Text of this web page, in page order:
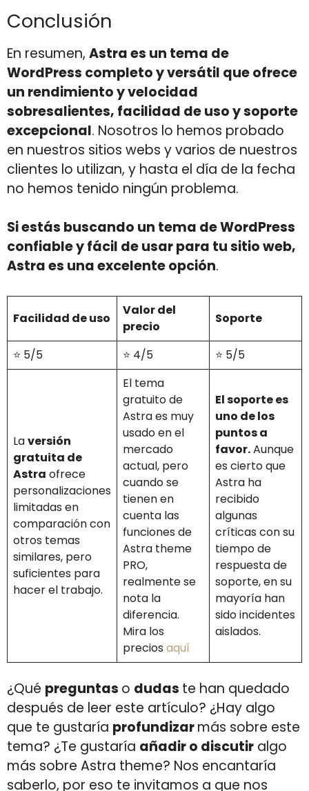
Conclusión
En resumen, Astra es un tema de
WordPress completo y versátil que ofrece
un rendimiento y velocidad
sobresalientes, facilidad de uso y soporte
excepcional. Nosotros lo hemos probado
en nuestros sitios webs y varios de nuestros
clientes lo utilizan, y hasta el día de la fecha
no hemos tenido ningún problema.
Si estás buscando un tema de WordPress
confiable y fácil de usar para tu sitio web,
Astra es una excelente opción.
Facilidad de uso
Valor del
precio
Soporte
⭐️ 5/5 ⭐️ 4/5 ⭐️ 5/5
Laversión
gratuita de
Astra ofrece
personalizaciones
limitadas en
comparación con
otros temas
similares, pero
suficientes para
hacer el trabajo.
El tema
gratuito de
Astra es muy
usado en el
mercado
actual, pero
cuando se
tienen en
cuenta las
funciones de
Astra theme
PRO,
realmente se
nota la
diferencia.
Mira los
precios aquí
El soporte es
uno de los
puntos a
favor.Aunque
es cierto que
Astra ha
recibido
algunas
críticas con su
tiempo de
respuesta de
soporte, en su
mayoría han
sido incidentes
aislados.
¿Qué preguntas o dudas te han quedado
después de leer este artículo? ¿Hay algo
que te gustaría profundizarmás sobre este
tema? ¿Te gustaría añadir o discutir algo
más sobre Astra theme? Nos encantaría
saberlo, por eso te invitamos a que nos